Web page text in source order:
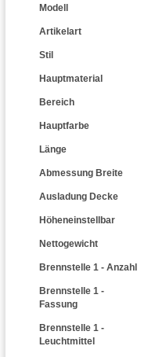
Modell
Artikelart
Stil
Hauptmaterial
Bereich
Hauptfarbe
Länge
Abmessung Breite
Ausladung Decke
Höheneinstellbar
Nettogewicht
Brennstelle 1 - Anzahl
Brennstelle 1 -
Fassung
Brennstelle 1 -
Leuchtmittel